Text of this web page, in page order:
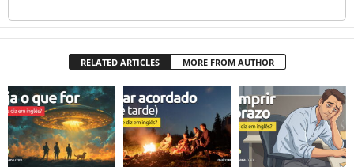
RELATED ARTICLES MORE FROM AUTHOR